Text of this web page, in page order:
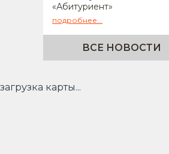
«Абитуриент»
подробнее...
ВСЕ НОВОСТИ
загрузка карты...